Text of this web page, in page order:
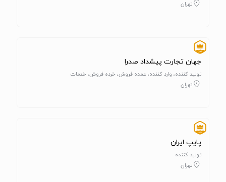
تهران
جهان تجارت پیشداد صدرا
تولید کننده، وارد کننده، عمده فروش، خرده فروش، خدمات
تهران
پایپ ایران
تولید کننده
تهران